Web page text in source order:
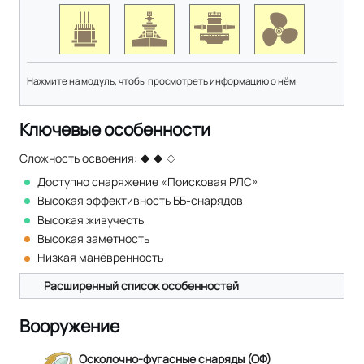
Нажмите на модуль, чтобы просмотреть информацию о нём.
Ключевые особенности
Сложность освоения:
Доступно снаряжение «Поисковая РЛС»
Высокая эффективность ББ-снарядов
Высокая живучесть
Высокая заметность
Низкая манёвренность
Расширенный список особенностей
Вооружение
Осколочно-фугасные снаряды (ОФ)